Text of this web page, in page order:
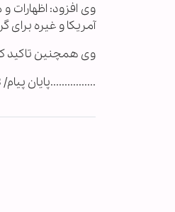
وی افزود: اظهارات
آمریکا و غیره
وی همچنین تاکید
................پایان پیام/ 218